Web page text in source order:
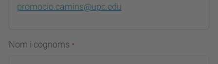
promocio.camins@upc.edu
Nom i cognoms